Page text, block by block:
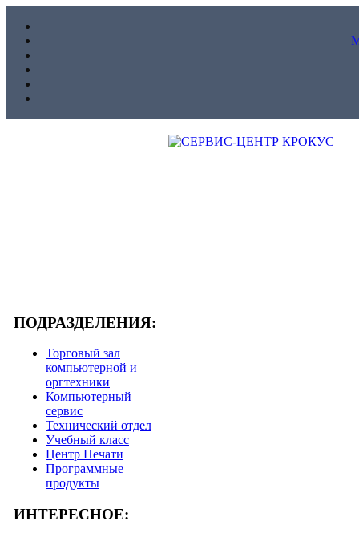
ПОДРАЗДЕЛЕНИЯ:
Торговый зал
компьютерной и
оргтехники
Компьютерный
сервис
Технический отдел
Учебный класс
Центр Печати
Программные
продукты
ИНТЕРЕСНОЕ: